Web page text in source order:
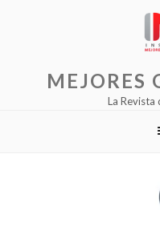
MEJORES
La Revista